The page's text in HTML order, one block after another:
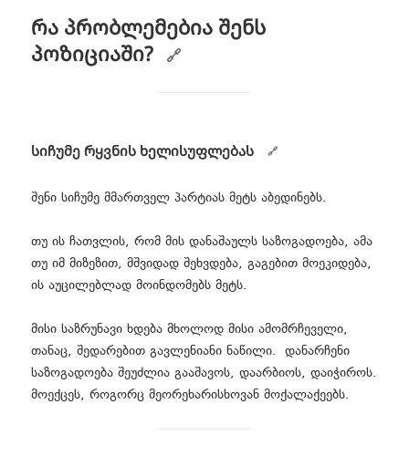
რა პრობლემებია შენს
პოზიციაში?
სიჩუმე რყვნის ხელისუფლებას
შენი სიჩუმე მმართველ პარტიას მეტს აბედინებს.
თუ ის ჩათვლის, რომ მის დანაშაულს საზოგადოება, ამა
თუ იმ მიზეზით, მშვიდად შეხვდება, გაგებით მოეკიდება,
ის აუცილებლად მოინდომებს მეტს.
მისი საზრუნავი ხდება მხოლოდ მისი ამომრჩეველი,
თანაც, შედარებით გავლენიანი ნაწილი. დანარჩენი
საზოგადოება შეუძლია გააშავოს, დაარბიოს, დაიჭიროს.
მოექცეს, როგორც მეორეხარისხოვან მოქალაქეებს.